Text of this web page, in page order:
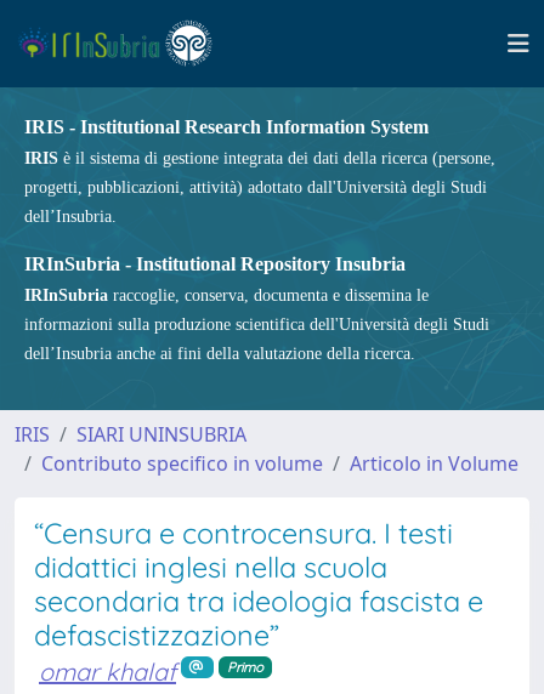
IRIS - Institutional Research Information System
IRIS è il sistema di gestione integrata dei dati della ricerca (persone,
progetti, pubblicazioni, attività) adottato dall'Università degli Studi
dell’Insubria.
IRInSubria - Institutional Repository Insubria
IRInSubria raccoglie, conserva, documenta e dissemina le
informazioni sulla produzione scientifica dell'Università degli Studi
dell’Insubria anche ai fini della valutazione della ricerca.
IRIS
SIARI UNINSUBRIA
Contributo specifico in volume
Articolo in Volume
“Censura e controcensura. I testi
didattici inglesi nella scuola
secondaria tra ideologia fascista e
defascistizzazione”
omar khalaf Primo